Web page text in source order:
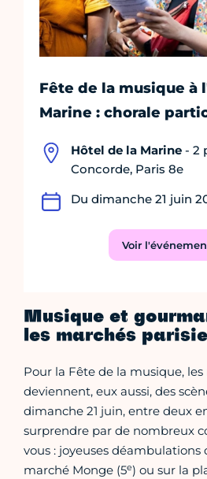
Fête de la musique à
Marine : chorale
Hôtel de la Marine - 2
Concorde, Paris 8e
Du dimanche 21 juin
Voir
Musique et
les marchés
Pour la Fête de la musique,
deviennent, eux aussi, des
dimanche 21 juin, entre deux
surprendre par de nombreux
vous : joyeuses déambulations
marché Monge (5e) ou sur la